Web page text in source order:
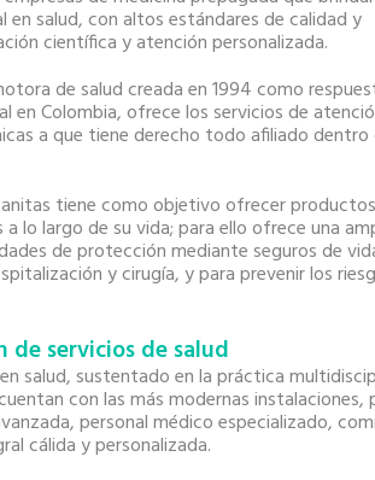
en salud, con altos estándares de calidad y
científica y atención personalizada.
de salud creada en 1994 como
en Colombia, ofrece los servicios de
a que tiene derecho todo afiliado dentro
tiene como objetivo ofrecer
lo largo de su vida; para ello ofrece una
de protección mediante seguros de
y cirugía, y para prevenir los
de servicios de salud
salud, sustentado en la práctica
con las más modernas instalaciones,
personal médico especializado,
cálida y personalizada.